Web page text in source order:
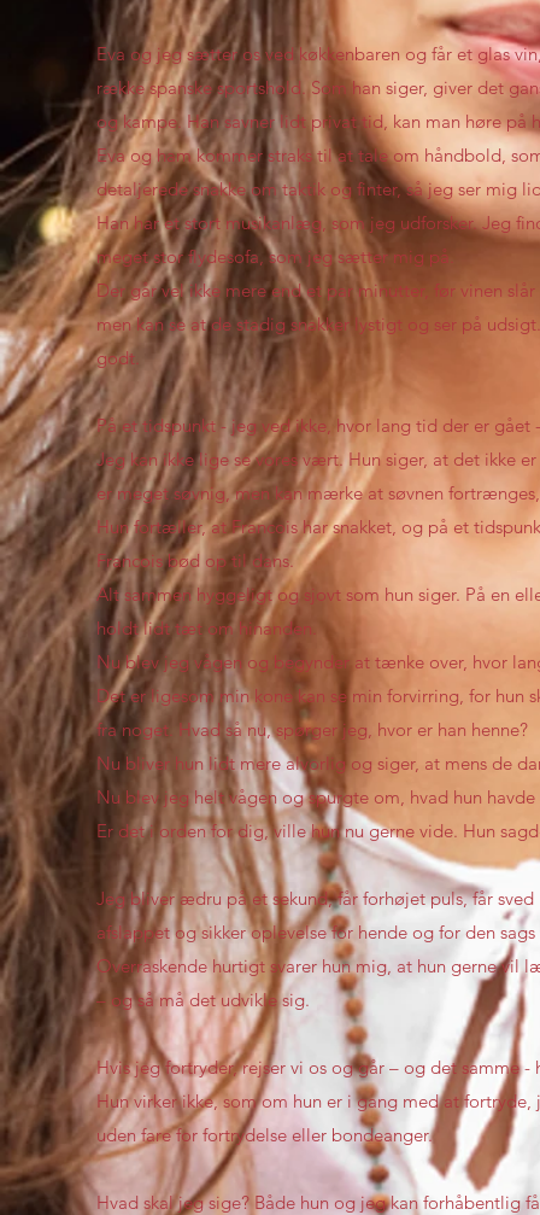
Eva og jeg sætter os ved køkkenbaren og får et glas
række spanske sportshold. Som han siger, giver det
og kampe. Han savner lidt privat tid, kan man høre på
Eva og ham kommer straks til at tale om håndbold,
detaljerede snakke om taktik og finter, så jeg ser mig
Han har et stort musikanlæg, som jeg udforsker. Jeg
meget stor flydesofa, som jeg sætter mig på.
Der går vel ikke mere end et par minutter, før vinen
men kan se at de stadig snakker lystigt og ser på
godt.
På et tidspunkt - jeg ved ikke, hvor lang tid der er
Jeg kan ikke lige se vores vært. Hun siger, at det ikke
er meget søvnig, men kan mærke at søvnen
Hun fortæller, at Francois har snakket, og på et
Francois bød op til dans.
Alt sammen hyggeligt og sjovt som hun siger. På en
holdt lidt tæt om hinanden.
Nu blev jeg vågen og begynder at tænke over, hvor
Det er ligesom min kone kan se min forvirring, for hun
fra noget. Hvad så nu, spørger jeg, hvor er han henne?
Nu bliver hun lidt mere alvorlig og siger, at mens de
Nu blev jeg helt vågen og spurgte om, hvad hun
Er det i orden for dig, ville hun nu gerne vide. Hun
Jeg bliver ædru på et sekund, får forhøjet puls, får
afslappet og sikker oplevelse for hende og for den
Overraskende hurtigt svarer hun mig, at hun gerne
– og så må det udvikle sig.
Hvis jeg fortryder, rejser vi os og går – og det samme -
Hun virker ikke, som om hun er i gang med at
uden fare for fortrydelse eller bondeanger.
Hvad skal jeg sige? Både hun og jeg kan forhåbentlig